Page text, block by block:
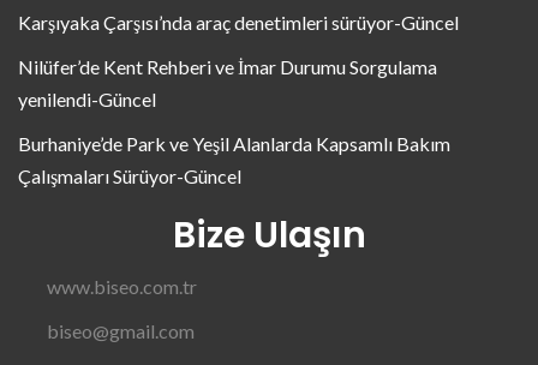
Karşıyaka Çarşısı’nda araç denetimleri sürüyor-Güncel
Nilüfer’de Kent Rehberi ve İmar Durumu Sorgulama
yenilendi-Güncel
Burhaniye’de Park ve Yeşil Alanlarda Kapsamlı Bakım
Çalışmaları Sürüyor-Güncel
Bize Ulaşın
www.biseo.com.tr
biseo@gmail.com